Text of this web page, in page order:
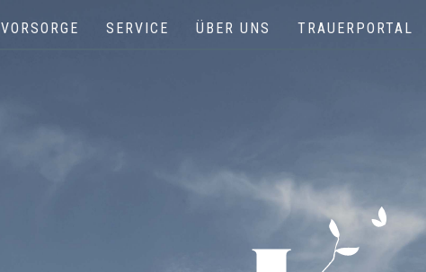
Keutgen | Bestattungen - Funérailles
VORSORGE SERVICE ÜBER UNS TRAUERPORTAL